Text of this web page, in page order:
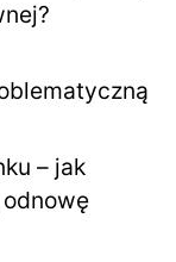
– jak